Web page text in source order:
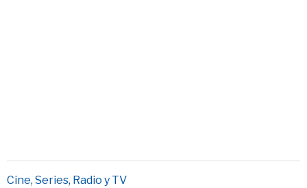
Cine, Series, Radio y TV